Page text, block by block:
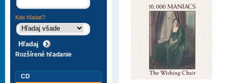
Kde hľadať?
Rozšírené hľadanie
CD